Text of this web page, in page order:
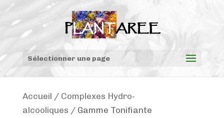
Sélectionner une page
Accueil / Complexes Hydro-
alcooliques / Gamme Tonifiante